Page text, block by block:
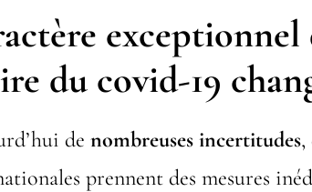
exceptionnel
du covid-19
de nombreuses incertitudes,
prennent des mesures